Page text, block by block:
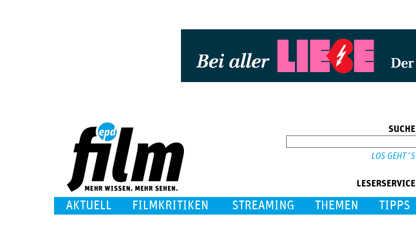
SUCHE
LESERSERVICE
AKTUELL FILMKRITIKEN STREAMING THEMEN TIPPS